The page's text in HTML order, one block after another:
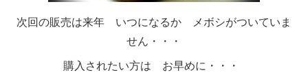
次回の販売は来年 いつになるか メボシがついていま
せん・・・
購入されたい方は お早めに・・・